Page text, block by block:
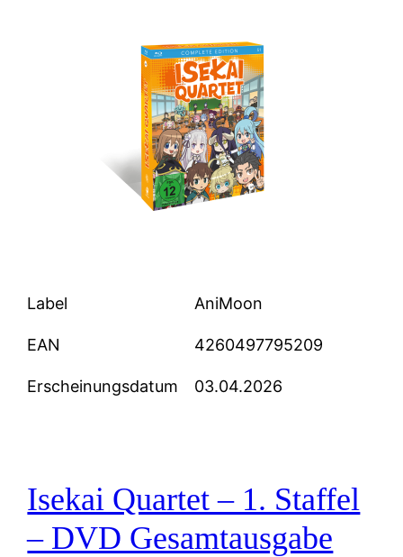
Label AniMoon
EAN 4260497795209
Erscheinungsdatum 03.04.2026
Isekai Quartet – 1. Staffel
– DVD Gesamtausgabe